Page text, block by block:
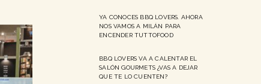
YA CONOCES BBQ LOVERS. AHORA
NOS VAMOS A MILÁN PARA
ENCENDER TUTTOFOOD
BBQ LOVERS VA A CALENTAR EL
SALÓN GOURMETS ¿VAS A DEJAR
QUE TE LO CUENTEN?